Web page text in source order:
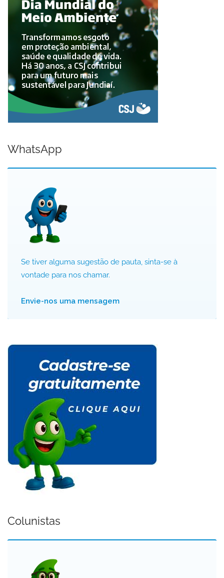
WhatsApp
Se tiver alguma sugestão de pauta, sinta-se à
vontade para nos chamar.
Envie-nos uma mensagem
Colunistas